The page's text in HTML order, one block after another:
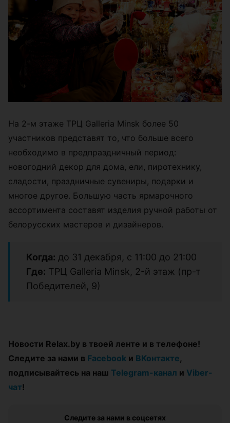
На 2-м этаже ТРЦ Galleria Minsk более 50
участников представят то, что больше всего
необходимо в предпраздничный период:
новогодний декор для дома, ели, пиротехнику,
сладости, праздничные сувениры, подарки и
многое другое. Большую часть ярмарочного
ассортимента составят изделия ручной работы от
белорусских мастеров и дизайнеров.
Когда: до 31 декабря, с 11:00 до 21:00
Где: ТРЦ Galleria Minsk, 2-й этаж (пр-т
Победителей, 9)
Новости Relax.by в твоей ленте и в телефоне!
Следите за нами в Facebook и ВКонтакте,
подписывайтесь на наш Telegram-канал и Viber-
чат!
Следите за нами в соцсетях